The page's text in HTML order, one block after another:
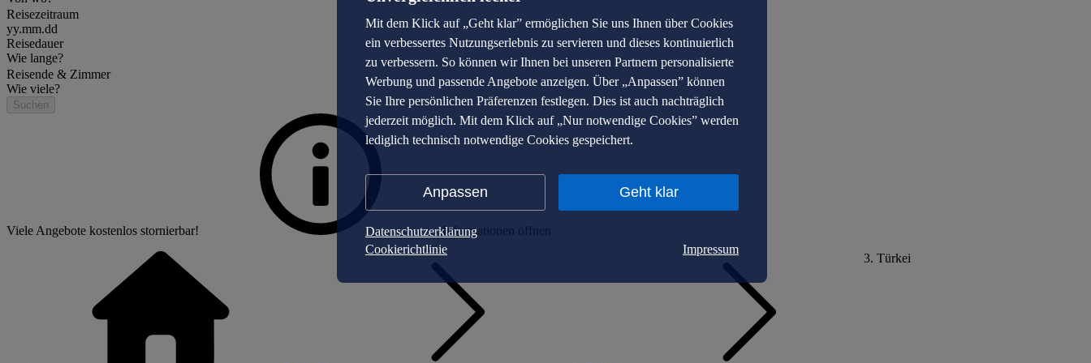
Mit dem Klick auf „Geht klar” ermöglichen Sie uns Ihnen über Cookies
ein verbessertes Nutzungserlebnis zu servieren und dieses kontinuierlich
zu verbessern. So können wir Ihnen bei unseren Partnern personalisierte
Werbung und passende Angebote anzeigen. Über „Anpassen” können
Sie Ihre persönlichen Präferenzen festlegen. Dies ist auch nachträglich
jederzeit möglich. Mit dem Klick auf „Nur notwendige Cookies” werden
lediglich technisch notwendige Cookies gespeichert.
Anpassen Geht klar
Datenschutzerklärung
Cookierichtlinie
Impressum
Reisezeitraum
yy.mm.dd
Reisedauer
Wie lange?
Reisende & Zimmer
Wie viele?
Suchen
Viele Angebote kostenlos stornierbar! Informationen öffnen
Türkei